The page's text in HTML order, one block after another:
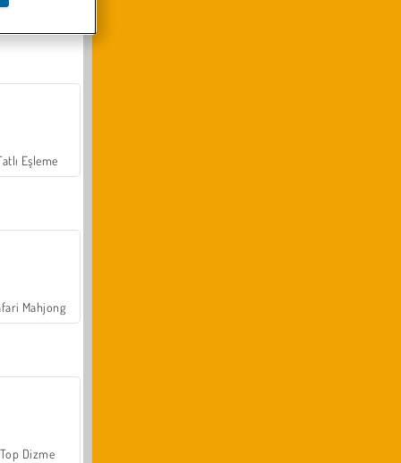
Eşleme
Mahjong
Top Dizme